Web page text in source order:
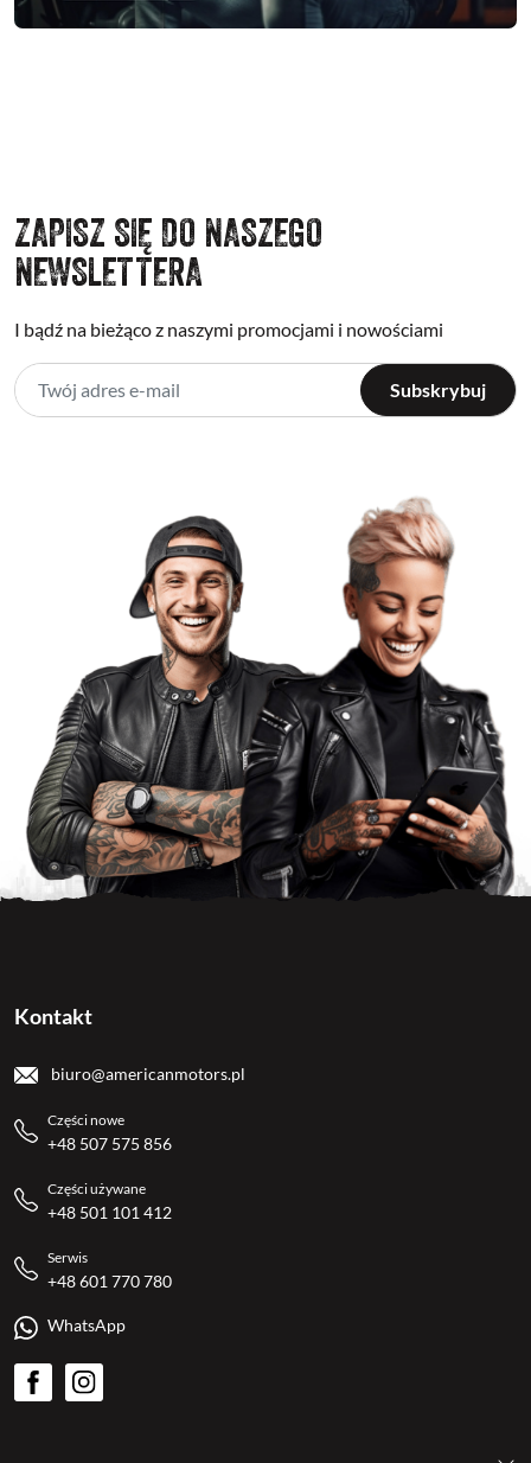
ZAPISZ SIĘ DO NASZEGO
NEWSLETTERA
I bądź na bieżąco z naszymi promocjami i nowościami
Kontakt
biuro@americanmotors.pl
Części nowe
+48 507 575 856
Części używane
+48 501 101 412
Serwis
+48 601 770 780
WhatsApp